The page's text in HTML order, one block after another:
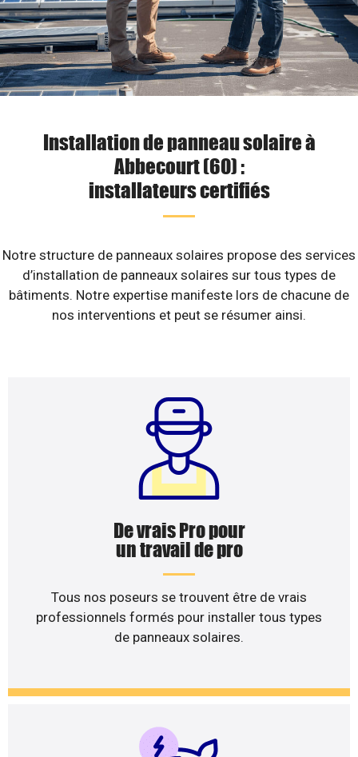
Installation de panneau solaire à
Abbecourt (60) :
installateurs certifiés
Notre structure de panneaux solaires propose des services
d’installation de panneaux solaires sur tous types de
bâtiments. Notre expertise manifeste lors de chacune de
nos interventions et peut se résumer ainsi.
De vrais Pro pour
un travail de pro
Tous nos poseurs se trouvent être de vrais
professionnels formés pour installer tous types
de panneaux solaires.